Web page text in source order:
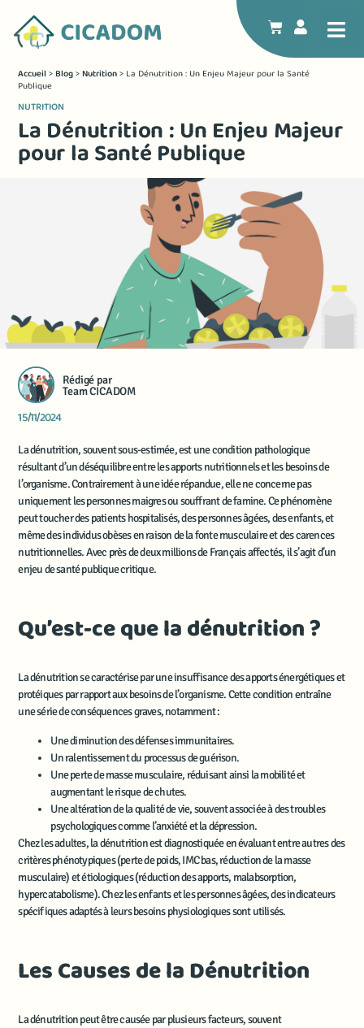
Accueil>Blog>Nutrition> La Dénutrition : Un Enjeu Majeur pour la Santé
Publique
NUTRITION
La Dénutrition : Un Enjeu Majeur
pour la Santé Publique
La dénutrition, souvent sous-estimée, est une condition pathologique
résultant d’un déséquilibre entre les apports nutritionnels et les besoins de
l’organisme. Contrairement à une idée répandue, elle ne concerne pas
uniquement les personnes maigres ou souffrant de famine. Ce phénomène
peut toucher des patients hospitalisés, des personnes âgées, des enfants, et
même des individus obèses en raison de la fonte musculaire et des carences
nutritionnelles. Avec près de deux millions de Français affectés, il s’agit d’un
enjeu de santé publique critique.
Qu’est-ce que la dénutrition ?
La dénutrition se caractérise par une insuffisance des apports énergétiques et
protéiques par rapport aux besoins de l’organisme. Cette condition entraîne
une série de conséquences graves, notamment :
Une diminution des défenses immunitaires.
Un ralentissement du processus de guérison.
Une perte de masse musculaire, réduisant ainsi la mobilité et
augmentant le risque de chutes.
Une altération de la qualité de vie, souvent associée à des troubles
psychologiques comme l’anxiété et la dépression.
Chez les adultes, la dénutrition est diagnostiquée en évaluant entre autres des
critères phénotypiques (perte de poids, IMC bas, réduction de la masse
musculaire) et étiologiques (réduction des apports, malabsorption,
hypercatabolisme). Chez les enfants et les personnes âgées, des indicateurs
spécifiques adaptés à leurs besoins physiologiques sont utilisés.
Les Causes de la Dénutrition
La dénutrition peut être causée par plusieurs facteurs, souvent
Team CICADOM
15/11/2024